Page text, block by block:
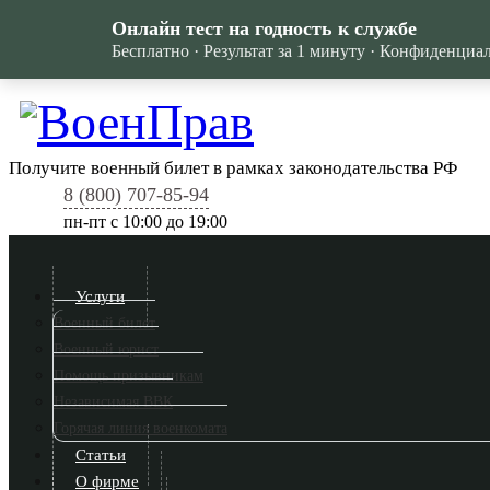
Получите военный билет в рамках законодательства РФ
8 (800) 707-85-94
пн-пт c 10:00 до 19:00
Услуги
Военный билет
Военный юрист
Помощь призывникам
Независимая ВВК
Горячая линия военкомата
Статьи
О фирме
Онлайн тест на годность к службе
Бесплатно · Результат за 1 минуту ·